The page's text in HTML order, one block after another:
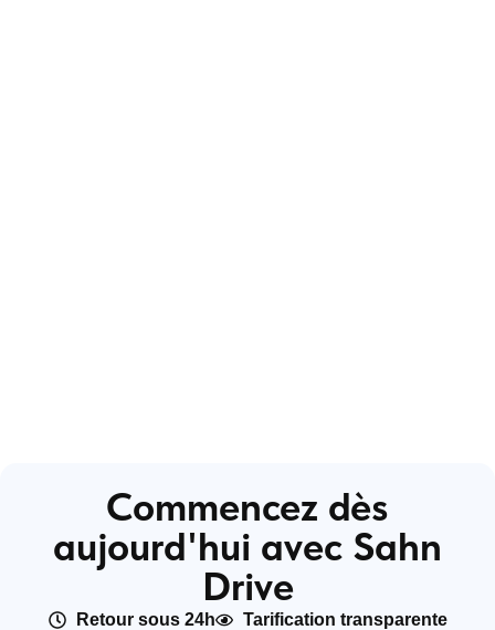
Commencez dès
aujourd'hui avec Sahn
Drive
Retour sous 24h
Tarification transparente